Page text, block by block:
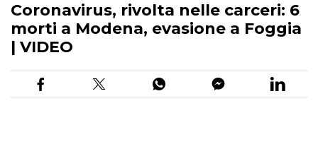
Coronavirus, rivolta nelle carceri: 6
morti a Modena, evasione a Foggia
| VIDEO